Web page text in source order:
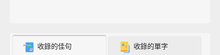
收錄的佳句 收錄的單字